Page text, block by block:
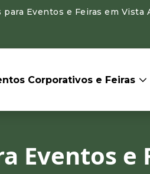
Eventos e Feiras em Vista
Corporativos e Feiras
Eventos e